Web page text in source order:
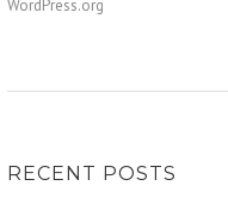
WordPress.org
RECENT POSTS